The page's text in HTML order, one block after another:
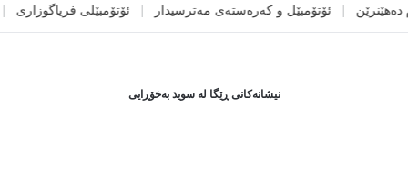
| ئۆتۆمبێل و کەرەستەی مەترسیدار | ئۆتۆمبێلی فریاگوزاری |
نیشانەکانی ڕێگا لە سوید بەخۆڕایی